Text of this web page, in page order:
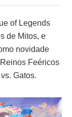
of Legends
de Mitos, e
novidade
Feéricos
Gatos.